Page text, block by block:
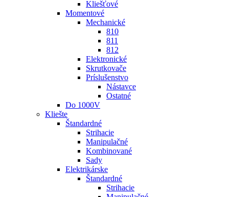
Kliešťové
Momentové
Mechanické
810
811
812
Elektronické
Skrutkovače
Príslušenstvo
Nástavce
Ostatné
Do 1000V
Kliešte
Štandardné
Strihacie
Manipulačné
Kombinované
Sady
Elektrikárske
Štandardné
Strihacie